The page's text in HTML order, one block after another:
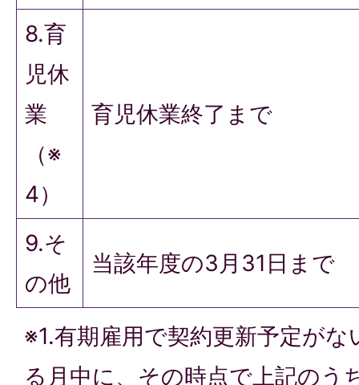
8.育
児休
業
（※
4）
育児休業終了まで
9.そ
の他
当該年度の3月31日まで
※1.有期雇用で契約更新予定が
る月中に、その時点で上記のう